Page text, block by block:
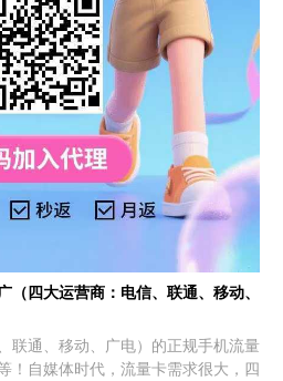
（四大运营商：电信、联通、移动、
联通、移动、广电）的正规手机流量
！自媒体时代，流量卡需求很大，四